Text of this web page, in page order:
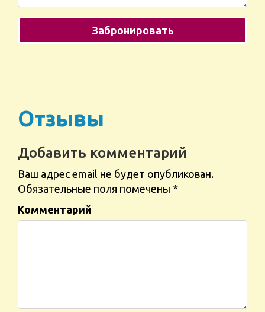
Отзывы
Добавить комментарий
Ваш адрес email не будет опубликован.
Обязательные поля помечены *
Комментарий